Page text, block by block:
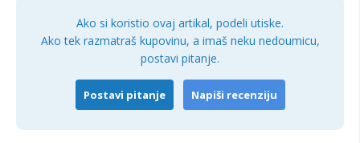
Ako si koristio ovaj artikal, podeli utiske.
Ako tek razmatraš kupovinu, a imaš neku nedoumicu,
postavi pitanje.
Postavi pitanje Napiši recenziju